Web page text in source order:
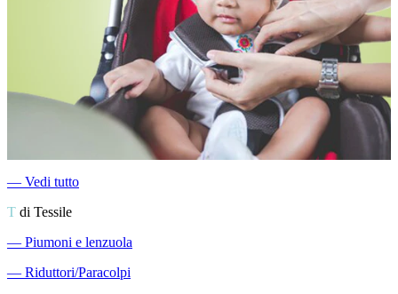
― Vedi tutto
T di Tessile
― Piumoni e lenzuola
― Riduttori/Paracolpi